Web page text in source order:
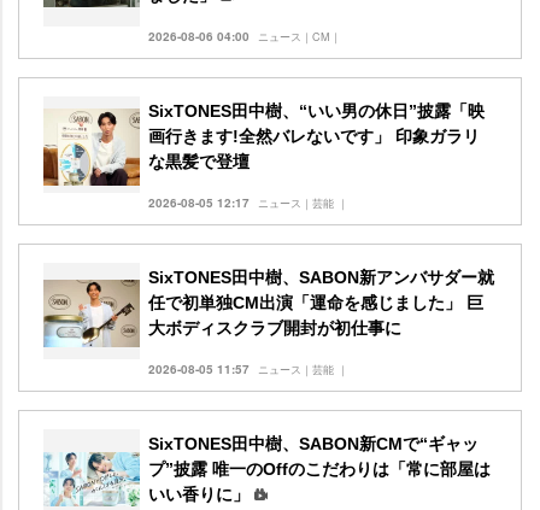
2026-08-06 04:00 ニュース｜CM｜
SixTONES田中樹、“いい男の休日”披露「映
画行きます!全然バレないです」 印象ガラリ
な黒髪で登壇
2026-08-05 12:17 ニュース｜芸能 ｜
SixTONES田中樹、SABON新アンバサダー就
任で初単独CM出演「運命を感じました」 巨
大ボディスクラブ開封が初仕事に
2026-08-05 11:57 ニュース｜芸能 ｜
SixTONES田中樹、SABON新CMで“ギャッ
プ”披露 唯一のOffのこだわりは「常に部屋は
いい香りに」